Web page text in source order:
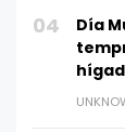
04
Día